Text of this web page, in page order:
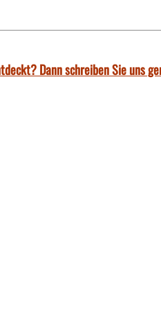
Dann schreiben Sie uns